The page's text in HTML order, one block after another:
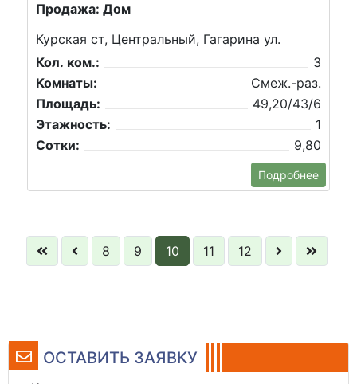
ОСТАВИТЬ ЗАЯВКУ
Продажа: Дом
Курская ст, Центральный, Гагарина ул.
Кол. ком.:
3
Комнаты:
Смеж.-раз.
Площадь:
49,20/43/6
Этажность:
1
Сотки:
9,80
Подробнее
8 9 10 11 12